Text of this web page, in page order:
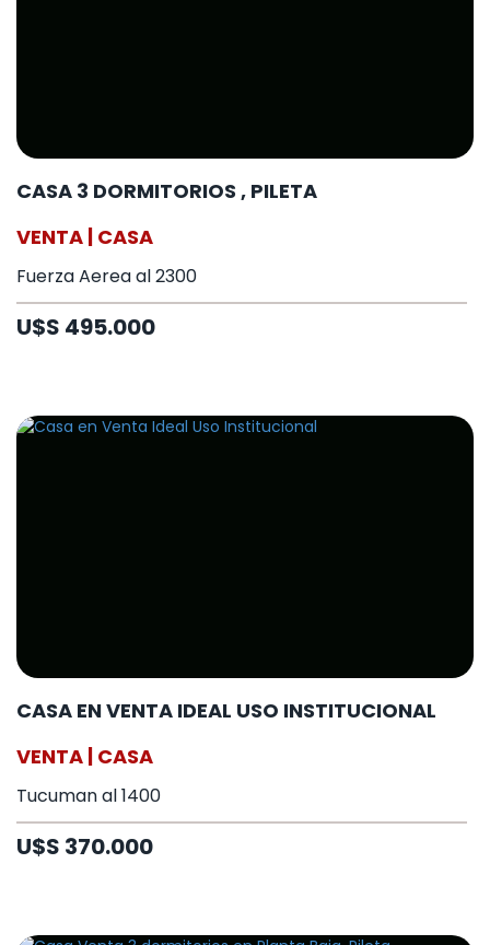
CASA 3 DORMITORIOS , PILETA
VENTA | CASA
Fuerza Aerea al 2300
U$S 495.000
CASA EN VENTA IDEAL USO INSTITUCIONAL
VENTA | CASA
Tucuman al 1400
U$S 370.000